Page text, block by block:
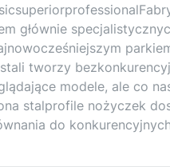
głównie
tworzy
modele, ale co
stalprofile nożyczek
do